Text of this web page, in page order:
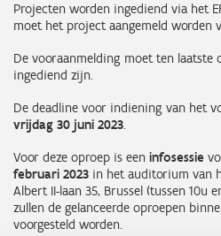
Projecten worden ingediend via het
moet het project aangemeld worden
De vooraanmelding moet ten laatste
ingediend zijn.
De deadline voor indiening van het
vrijdag 30 juni 2023.
Voor deze oproep is een infosessie
februari 2023 in het auditorium van
Albert II-laan 35, Brussel (tussen 10u
zullen de gelanceerde oproepen
voorgesteld worden.